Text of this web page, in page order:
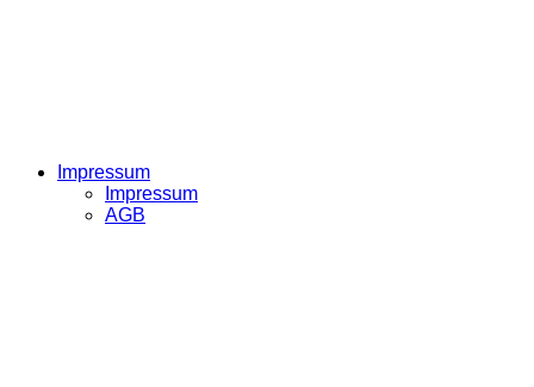
Impressum
Impressum
AGB